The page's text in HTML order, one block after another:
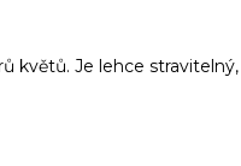
Je lehce